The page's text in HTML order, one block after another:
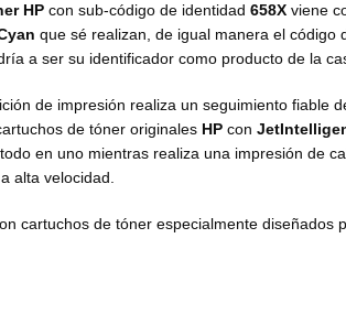
HP con sub-código de identidad 658X viene
que sé realizan, de igual manera el
a ser su identificador como producto de la
de impresión realiza un seguimiento fiable
de tóner originales HP con
en uno mientras realiza una impresión de
alta velocidad.
cartuchos de tóner especialmente